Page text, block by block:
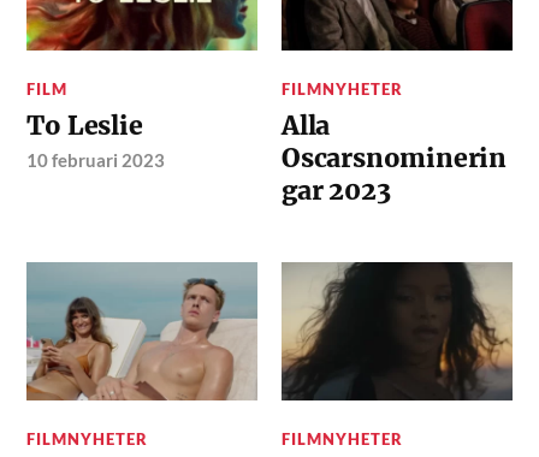
FILM
To Leslie
10 februari 2023
FILMNYHETER
Alla
Oscarsnominerin
gar 2023
FILMNYHETER FILMNYHETER